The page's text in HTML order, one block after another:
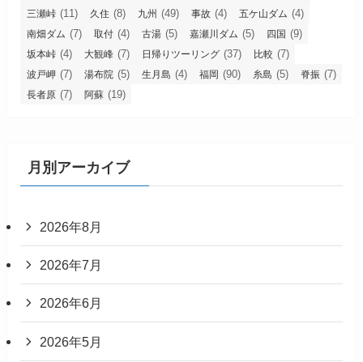
三瀬峠 (11) 久住 (8) 九州 (49) 事故 (4) 五ケ山ダム (4)
南畑ダム (7) 取付 (4) 古湯 (5) 嘉瀬川ダム (5) 四国 (9)
坂本峠 (4) 大観峰 (7) 日帰りツーリング (37) 比較 (7)
波戸岬 (7) 湯布院 (5) 生月島 (4) 福岡 (90) 糸島 (5) 脊振 (7)
長者原 (7) 阿蘇 (19)
月別アーカイブ
2026年8月
2026年7月
2026年6月
2026年5月